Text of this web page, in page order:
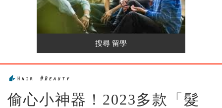
偷心小神器！2023多款「髮